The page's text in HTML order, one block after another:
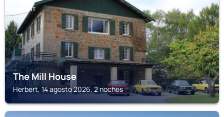
HERBERT
The Mill House
Herbert, 14 agosto 2026, 2 noches